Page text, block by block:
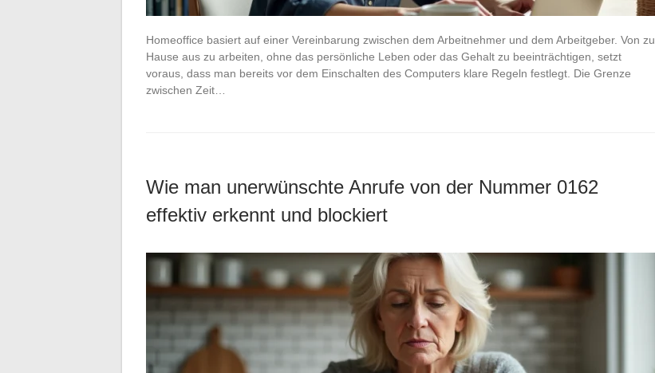
Homeoffice basiert auf einer Vereinbarung zwischen dem Arbeitnehmer und dem Arbeitgeber. Von zu
Hause aus zu arbeiten, ohne das persönliche Leben oder das Gehalt zu beeinträchtigen, setzt
voraus, dass man bereits vor dem Einschalten des Computers klare Regeln festlegt. Die Grenze
zwischen Zeit…
Wie man unerwünschte Anrufe von der Nummer 0162
effektiv erkennt und blockiert